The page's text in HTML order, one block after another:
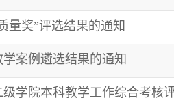
量奖”评选结果的通知
案例遴选结果的通知
学院本科教学工作综合考核